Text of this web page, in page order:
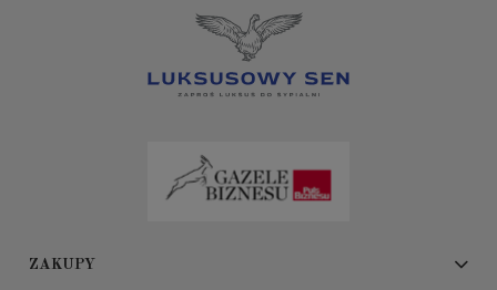
ZAKUPY